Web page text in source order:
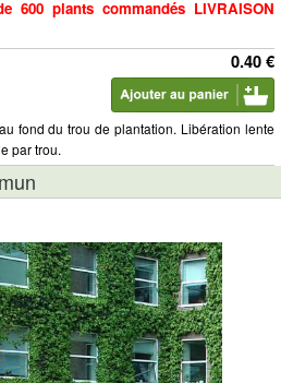
600 plants commandés LIVRAISON
0.40 €
fond du trou de plantation. Libération lente
par trou.